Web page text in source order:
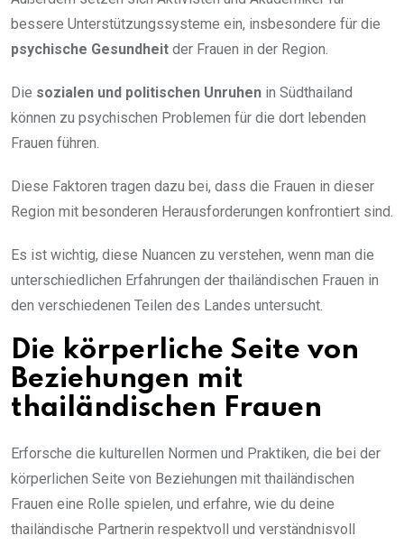
bessere Unterstützungssysteme ein, insbesondere für die
psychische Gesundheit der Frauen in der Region.
Die sozialen und politischen Unruhen in Südthailand
können zu psychischen Problemen für die dort lebenden
Frauen führen.
Diese Faktoren tragen dazu bei, dass die Frauen in dieser
Region mit besonderen Herausforderungen konfrontiert sind.
Es ist wichtig, diese Nuancen zu verstehen, wenn man die
unterschiedlichen Erfahrungen der thailändischen Frauen in
den verschiedenen Teilen des Landes untersucht.
Die körperliche Seite von
Beziehungen mit
thailändischen Frauen
Erforsche die kulturellen Normen und Praktiken, die bei der
körperlichen Seite von Beziehungen mit thailändischen
Frauen eine Rolle spielen, und erfahre, wie du deine
thailändische Partnerin respektvoll und verständnisvoll